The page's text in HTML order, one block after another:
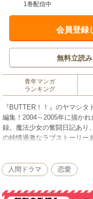
1巻配信中
会員登録
無料立読み
青年マンガ
ランキング
『BUTTER！！』のヤマシ
編集！2004～2005年に描か
録。魔法少女の奮闘日記あり
の純情過激なラブストーリー
人間ドラマ 恋愛